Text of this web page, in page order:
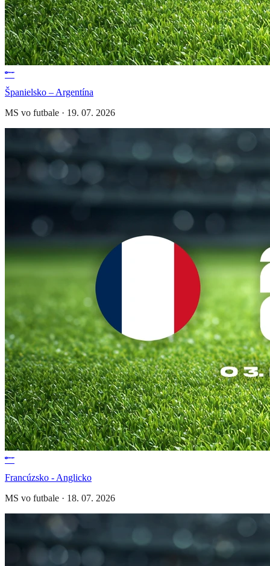
Španielsko – Argentína
MS vo futbale · 19. 07. 2026
Francúzsko - Anglicko
MS vo futbale · 18. 07. 2026